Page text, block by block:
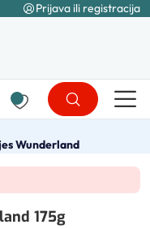
Prijava ili registracija
Wunderland
175g